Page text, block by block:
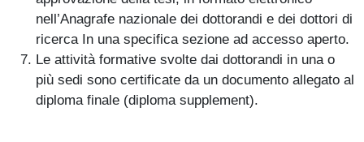
nell’Anagrafe nazionale dei dottorandi e dei dottori di
ricerca In una specifica sezione ad accesso aperto.
Le attività formative svolte dai dottorandi in una o
più sedi sono certificate da un documento allegato al
diploma finale (diploma supplement).